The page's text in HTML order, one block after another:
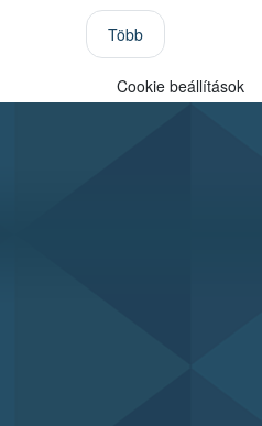
Több
Cookie beállítások